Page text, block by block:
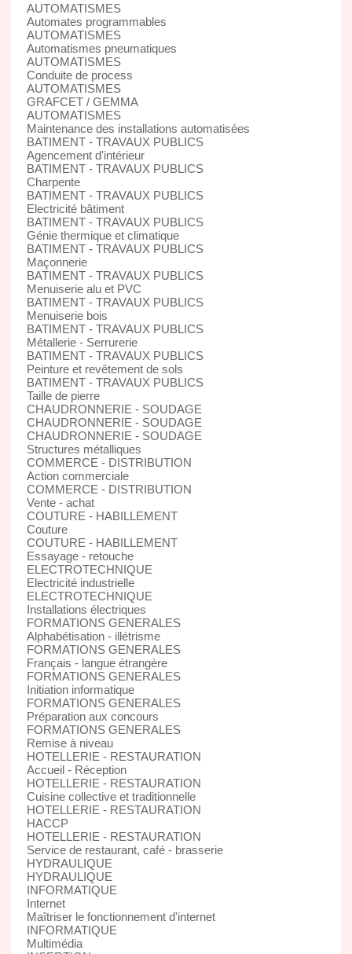
AUTOMATISMES
Automates programmables
AUTOMATISMES
Automatismes pneumatiques
AUTOMATISMES
Conduite de process
AUTOMATISMES
GRAFCET / GEMMA
AUTOMATISMES
Maintenance des installations automatisées
BATIMENT - TRAVAUX PUBLICS
Agencement d'intérieur
BATIMENT - TRAVAUX PUBLICS
Charpente
BATIMENT - TRAVAUX PUBLICS
Electricité bâtiment
BATIMENT - TRAVAUX PUBLICS
Génie thermique et climatique
BATIMENT - TRAVAUX PUBLICS
Maçonnerie
BATIMENT - TRAVAUX PUBLICS
Menuiserie alu et PVC
BATIMENT - TRAVAUX PUBLICS
Menuiserie bois
BATIMENT - TRAVAUX PUBLICS
Métallerie - Serrurerie
BATIMENT - TRAVAUX PUBLICS
Peinture et revêtement de sols
BATIMENT - TRAVAUX PUBLICS
Taille de pierre
CHAUDRONNERIE - SOUDAGE
CHAUDRONNERIE - SOUDAGE
CHAUDRONNERIE - SOUDAGE
Structures métalliques
COMMERCE - DISTRIBUTION
Action commerciale
COMMERCE - DISTRIBUTION
Vente - achat
COUTURE - HABILLEMENT
Couture
COUTURE - HABILLEMENT
Essayage - retouche
ELECTROTECHNIQUE
Electricité industrielle
ELECTROTECHNIQUE
Installations électriques
FORMATIONS GENERALES
Alphabétisation - illétrisme
FORMATIONS GENERALES
Français - langue étrangère
FORMATIONS GENERALES
Initiation informatique
FORMATIONS GENERALES
Préparation aux concours
FORMATIONS GENERALES
Remise à niveau
HOTELLERIE - RESTAURATION
Accueil - Réception
HOTELLERIE - RESTAURATION
Cuisine collective et traditionnelle
HOTELLERIE - RESTAURATION
HACCP
HOTELLERIE - RESTAURATION
Service de restaurant, café - brasserie
HYDRAULIQUE
HYDRAULIQUE
INFORMATIQUE
Internet
Maîtriser le fonctionnement d'internet
INFORMATIQUE
Multimédia